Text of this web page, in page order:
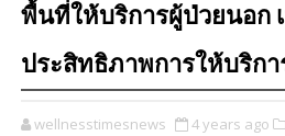
พื้นที่ให้บริการผู้ป่วยนอก
ประสิทธิภาพการให้บริกา
wellnesstimesnews 4 years ago